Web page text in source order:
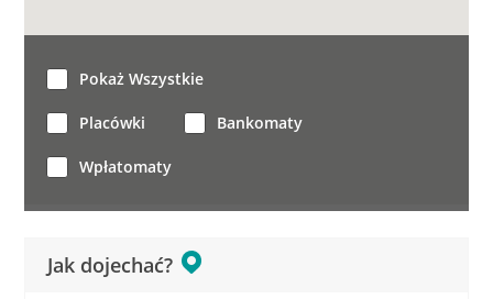
Jak dojechać?
Pokaż Wszystkie
Placówki Bankomaty
Wpłatomaty